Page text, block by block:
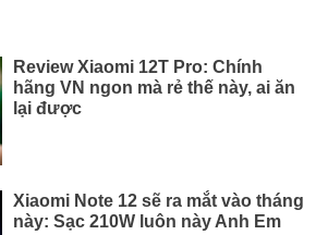
Review Xiaomi 12T Pro: Chính
hãng VN ngon mà rẻ thế này, ai ăn
lại được
Xiaomi Note 12 sẽ ra mắt vào tháng
này: Sạc 210W luôn này Anh Em